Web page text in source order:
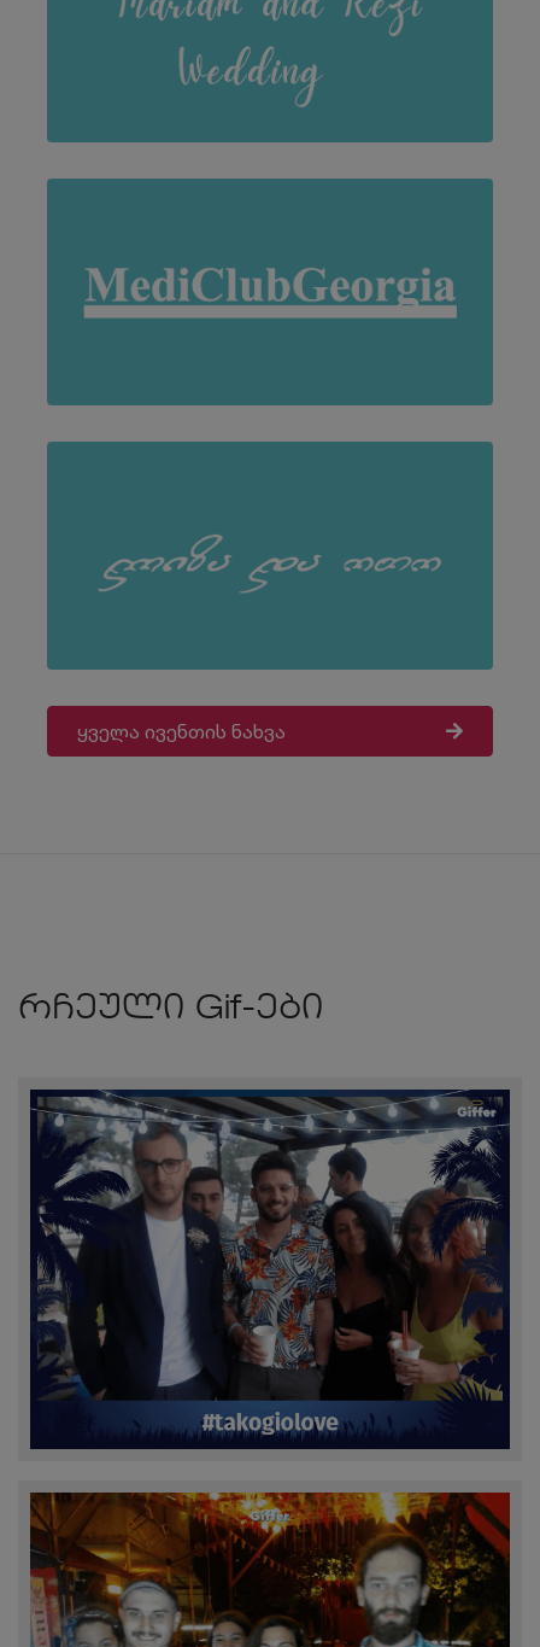
ყველა ივენთის ნახვა
რჩეული Gif-ები